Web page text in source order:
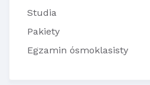
Studia
Pakiety
Egzamin ósmoklasisty